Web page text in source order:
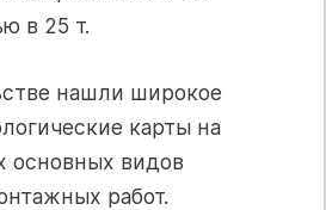
в 25 т.
нашли широкое
карты на
основных видов
работ.